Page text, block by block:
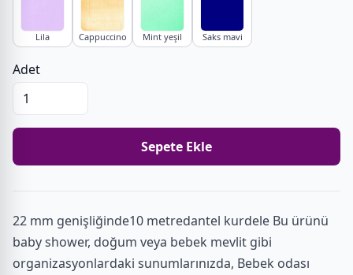
Lila Cappuccino Mint yeşil Saks mavi
Adet
Sepete Ekle
22 mm genişliğinde10 metredantel kurdele Bu ürünü
baby shower, doğum veya bebek mevlit gibi
organizasyonlardaki sunumlarınızda, Bebek odası